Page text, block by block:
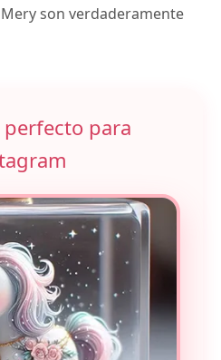
son verdaderamente
perfecto para